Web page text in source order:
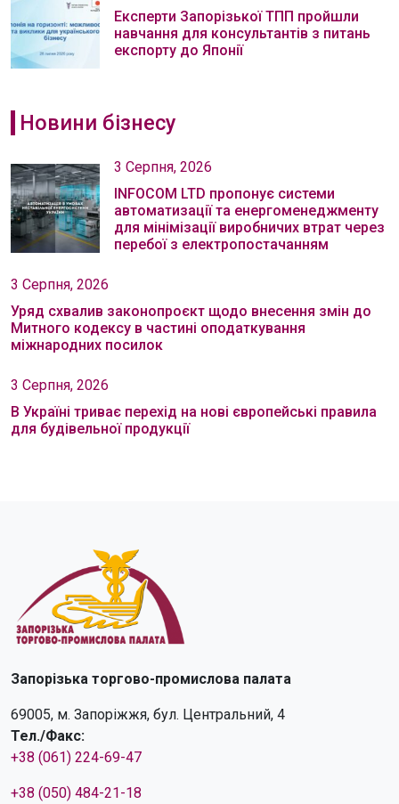
Експерти Запорізької ТПП пройшли
навчання для консультантів з питань
експорту до Японії
Новини бізнесу
3 Серпня, 2026
INFOCOM LTD пропонує системи
автоматизації та енергоменеджменту
для мінімізації виробничих втрат через
перебої з електропостачанням
3 Серпня, 2026
Уряд схвалив законопроєкт щодо внесення змін до
Митного кодексу в частині оподаткування
міжнародних посилок
3 Серпня, 2026
В Україні триває перехід на нові європейські правила
для будівельної продукції
Запорізька торгово-промислова палата
69005, м. Запоріжжя, бул. Центральний, 4
Тел./Факс:
+38 (061) 224-69-47
+38 (050) 484-21-18